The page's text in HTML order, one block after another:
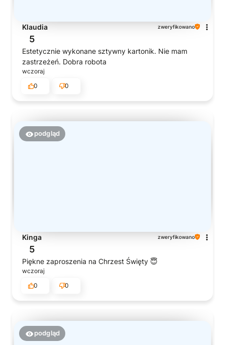
Klaudia zweryfikowano
5
Estetycznie wykonane sztywny kartonik. Nie mam
zastrzeżeń. Dobra robota
wczoraj
0
0
podgląd
Kinga zweryfikowano
5
Piękne zaproszenia na Chrzest Święty 😇
wczoraj
0
0
podgląd